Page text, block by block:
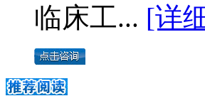
临床工... [详